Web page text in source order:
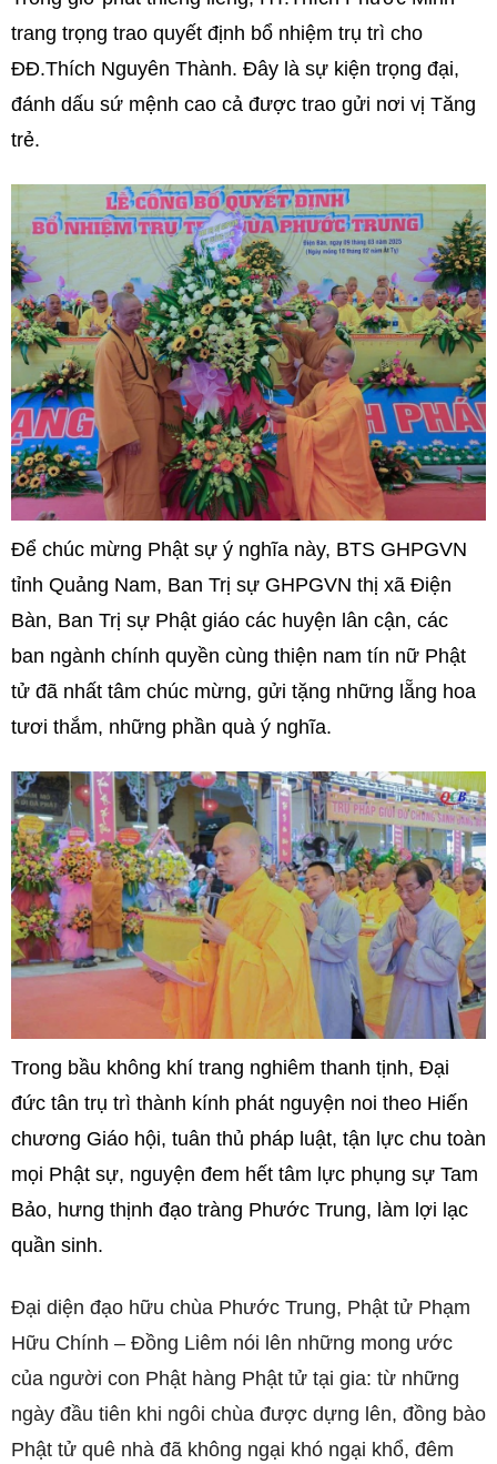
trang trọng trao quyết định bổ nhiệm trụ trì cho
ĐĐ.Thích Nguyên Thành. Đây là sự kiện trọng đại,
đánh dấu sứ mệnh cao cả được trao gửi nơi vị Tăng
trẻ.
Để chúc mừng Phật sự ý nghĩa này, BTS GHPGVN
tỉnh Quảng Nam, Ban Trị sự GHPGVN thị xã Điện
Bàn, Ban Trị sự Phật giáo các huyện lân cận, các
ban ngành chính quyền cùng thiện nam tín nữ Phật
tử đã nhất tâm chúc mừng, gửi tặng những lẵng hoa
tươi thắm, những phần quà ý nghĩa.
Trong bầu không khí trang nghiêm thanh tịnh, Đại
đức tân trụ trì thành kính phát nguyện noi theo Hiến
chương Giáo hội, tuân thủ pháp luật, tận lực chu toàn
mọi Phật sự, nguyện đem hết tâm lực phụng sự Tam
Bảo, hưng thịnh đạo tràng Phước Trung, làm lợi lạc
quần sinh.
Đại diện đạo hữu chùa Phước Trung, Phật tử Phạm
Hữu Chính – Đồng Liêm nói lên những mong ước
của người con Phật hàng Phật tử tại gia: từ những
ngày đầu tiên khi ngôi chùa được dựng lên, đồng bào
Phật tử quê nhà đã không ngại khó ngại khổ, đêm